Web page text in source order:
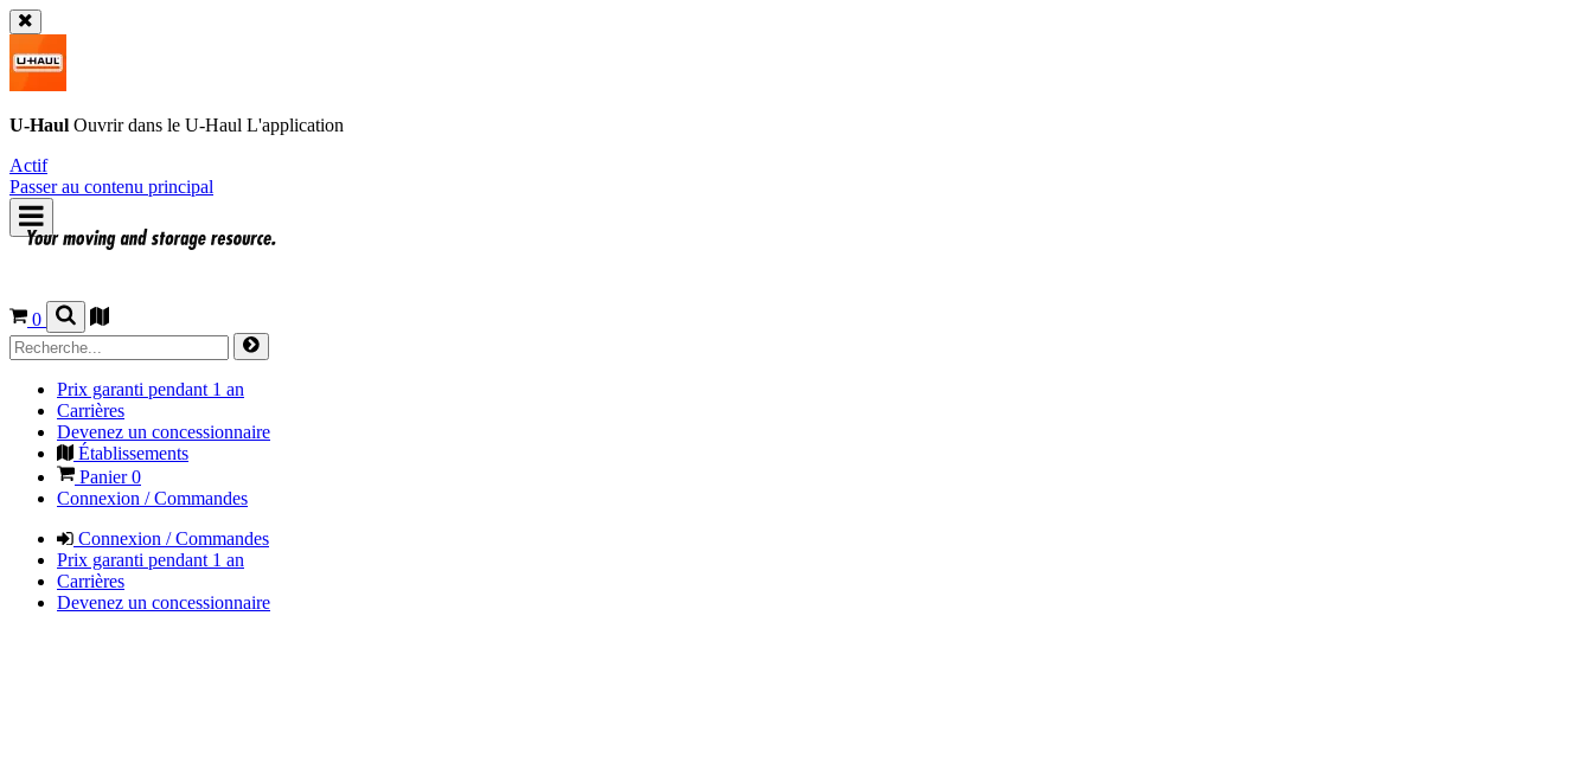
U-Haul Ouvrir dans le U-Haul L'application
Actif
Passer au contenu principal
0
Prix garanti pendant 1 an
Carrières
Devenez un concessionnaire
Établissements
Panier0
Connexion / Commandes
Connexion / Commandes
Prix garanti pendant 1 an
Carrières
Devenez un concessionnaire